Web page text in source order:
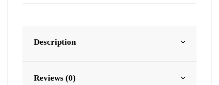
Description
Reviews (0)